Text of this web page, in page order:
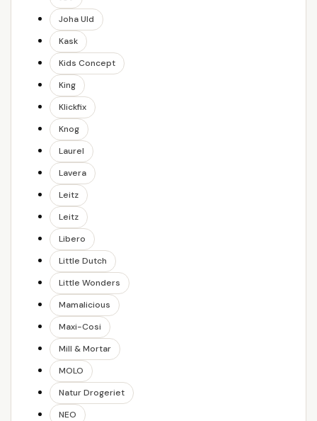
Joha Uld
Kask
Kids Concept
King
Klickfix
Knog
Laurel
Lavera
Leitz
Leitz
Libero
Little Dutch
Little Wonders
Mamalicious
Maxi-Cosi
Mill & Mortar
MOLO
Natur Drogeriet
NEO